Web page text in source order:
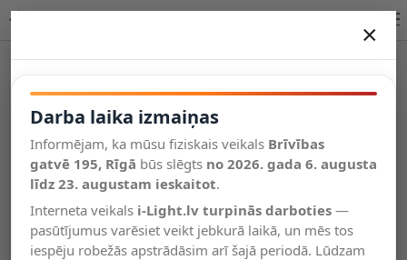
Salīdzināt
Vēlmju
saraksts
Valodas
×
Darba laika izmaiņas
Informējam, ka mūsu fiziskais veikals Brīvības
gatvē 195, Rīgā būs slēgts no 2026. gada 6. augusta
līdz 23. augustam ieskaitot.
Interneta veikals i-Light.lv turpinās darboties —
pasūtījumus varēsiet veikt jebkurā laikā, un mēs tos
iespēju robežās apstrādāsim arī šajā periodā. Lūdzam